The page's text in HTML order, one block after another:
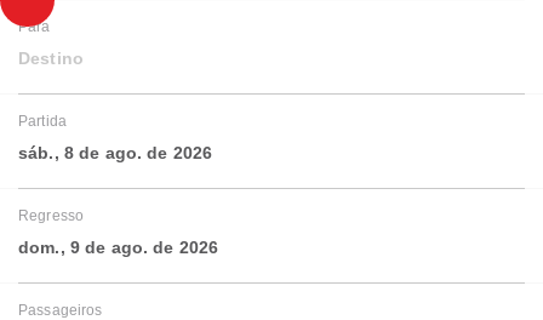
Para
Destino
Partida
sáb., 8 de ago. de 2026
Regresso
dom., 9 de ago. de 2026
Passageiros